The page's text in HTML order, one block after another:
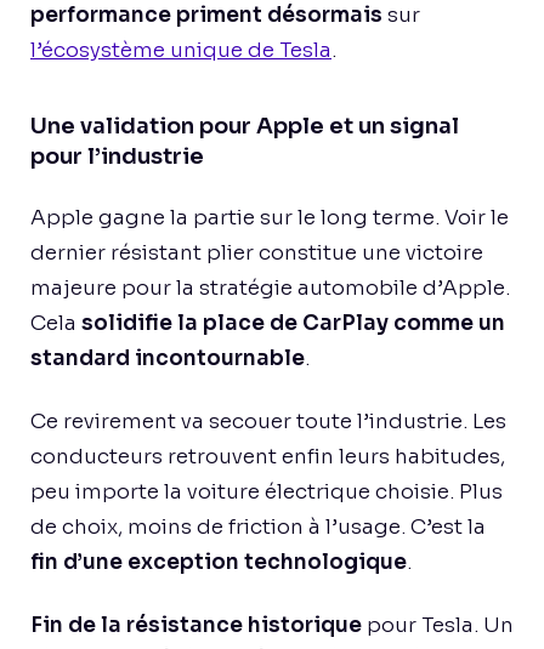
performance priment désormais sur
l’écosystème unique de Tesla.
Une validation pour Apple et un signal
pour l’industrie
Apple gagne la partie sur le long terme. Voir le
dernier résistant plier constitue une victoire
majeure pour la stratégie automobile d’Apple.
Cela solidifie la place de CarPlay comme un
standard incontournable.
Ce revirement va secouer toute l’industrie. Les
conducteurs retrouvent enfin leurs habitudes,
peu importe la voiture électrique choisie. Plus
de choix, moins de friction à l’usage. C’est la
fin d’une exception technologique.
Fin de la résistance historique pour Tesla. Un